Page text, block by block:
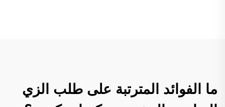
ما الفوائد المترتبة على طلب الزي